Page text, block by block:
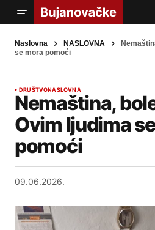
Naslovna NASLOVNA
se mora pomoći
DRUŠTVONASLOVNA
Nemaština,
Ovim ljudima
pomoći
09.06.2026.